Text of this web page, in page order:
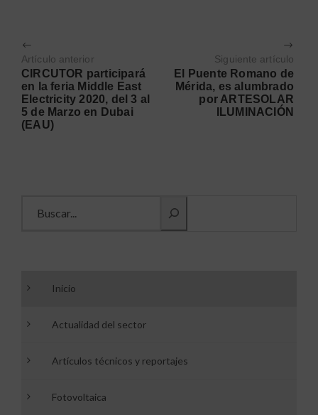
Artículo anterior
CIRCUTOR participará
en la feria Middle East
Electricity 2020, del 3 al
5 de Marzo en Dubai
(EAU)
Siguiente artículo
El Puente Romano de
Mérida, es alumbrado
por ARTESOLAR
ILUMINACIÓN
Inicio
Actualidad del sector
Artículos técnicos y reportajes
Fotovoltaica